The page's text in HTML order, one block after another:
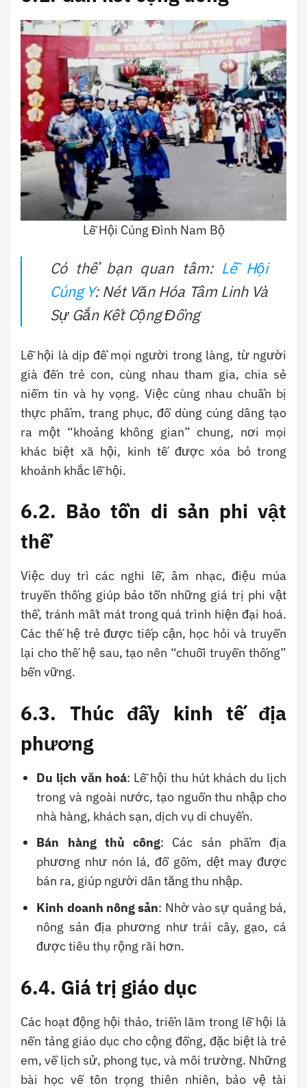
Lễ Hội Cúng Đình Nam Bộ
Có thể bạn quan tâm: Lễ Hội
Cúng Y: Nét Văn Hóa Tâm Linh Và
Sự Gắn Kết Cộng Đồng
Lễ hội là dịp để mọi người trong làng, từ người
già đến trẻ con, cùng nhau tham gia, chia sẻ
niềm tin và hy vọng. Việc cùng nhau chuẩn bị
thực phẩm, trang phục, đồ dùng cúng dâng tạo
ra một “khoảng không gian” chung, nơi mọi
khác biệt xã hội, kinh tế được xóa bỏ trong
khoảnh khắc lễ hội.
6.2. Bảo tồn di sản phi vật
thể
Việc duy trì các nghi lễ, âm nhạc, điệu múa
truyền thống giúp bảo tồn những giá trị phi vật
thể, tránh mất mát trong quá trình hiện đại hoá.
Các thế hệ trẻ được tiếp cận, học hỏi và truyền
lại cho thế hệ sau, tạo nên “chuỗi truyền thống”
bền vững.
6.3. Thúc đẩy kinh tế địa
phương
Du lịch văn hoá: Lễ hội thu hút khách du lịch
trong và ngoài nước, tạo nguồn thu nhập cho
nhà hàng, khách sạn, dịch vụ di chuyển.
Bán hàng thủ công: Các sản phẩm địa
phương như nón lá, đồ gốm, dệt may được
bán ra, giúp người dân tăng thu nhập.
Kinh doanh nông sản: Nhờ vào sự quảng bá,
nông sản địa phương như trái cây, gạo, cá
được tiêu thụ rộng rãi hơn.
6.4. Giá trị giáo dục
Các hoạt động hội thảo, triển lãm trong lễ hội là
nền tảng giáo dục cho cộng đồng, đặc biệt là trẻ
em, về lịch sử, phong tục, và môi trường. Những
bài học về tôn trọng thiên nhiên, bảo vệ tài